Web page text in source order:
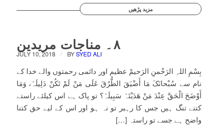
مزید پڑھیں
۸۔ مناجات مریدین
JULY 10, 2018 / BYSYED ALI
بِسْمِ اللہِ الرَحْمنِ الرَحیمْ عظیم اور دائمی رحمتوں والے خدا کے
نام سے سُبْحانَکَ مَا أَضْیَقَ الطُّرُقَ عَلَی مَنْ لَمْ تَکُنْ دَلِیلَہُ، وَمَا
أَوْضَحَ الْحَقَّ عِنْدَ مَنْ ھَدَیْتَہُ سَبِیلَہُ؟ تو پاک ہے اس کیلئے راستے
کتنے تنگ ہیں جس کا رہبر تو نہ ہو اور اس کے لیے حق کتنا
واضح ہے جسے تو راستہ […]